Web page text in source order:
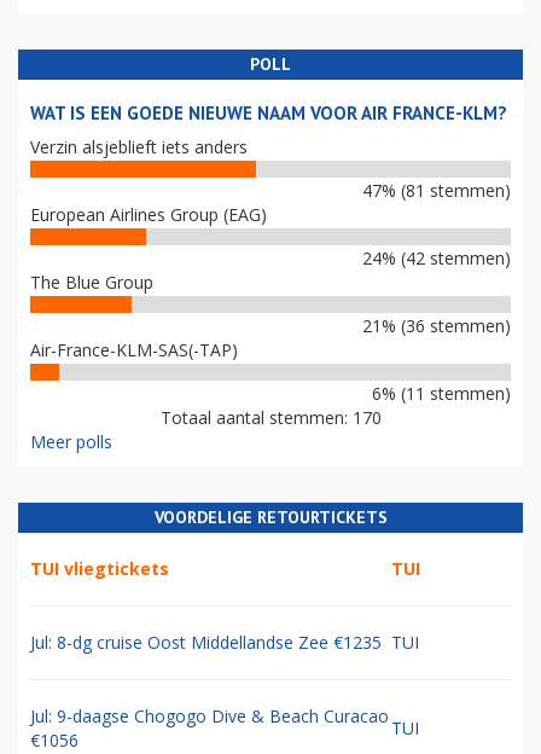
POLL
WAT IS EEN GOEDE NIEUWE NAAM VOOR AIR FRANCE-KLM?
Verzin alsjeblieft iets anders
47% (81 stemmen)
European Airlines Group (EAG)
24% (42 stemmen)
The Blue Group
21% (36 stemmen)
Air-France-KLM-SAS(-TAP)
6% (11 stemmen)
Totaal aantal stemmen: 170
Meer polls
VOORDELIGE RETOURTICKETS
TUI vliegtickets TUI
Jul: 8-dg cruise Oost Middellandse Zee €1235 TUI
Jul: 9-daagse Chogogo Dive & Beach Curacao
€1056
TUI